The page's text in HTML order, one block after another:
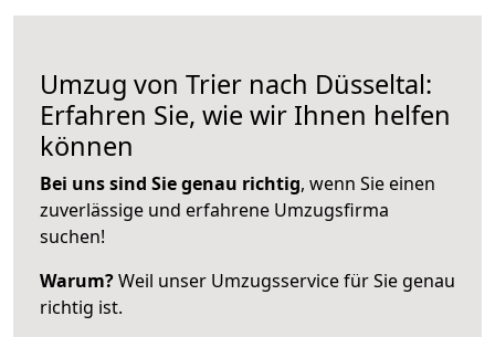
Umzug von Trier nach Düsseltal:
Erfahren Sie, wie wir Ihnen helfen
können
Bei uns sind Sie genau richtig, wenn Sie einen
zuverlässige und erfahrene Umzugsfirma
suchen!
Warum?Weil unser Umzugsservice für Sie genau
richtig ist.